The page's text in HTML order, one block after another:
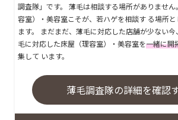
調査隊」です。 薄毛は相談する場所がありませ
容室）・美容室こそが、若ハゲを相談す る場所
ます。 まだまだ、薄毛に対応した店舗が少ない
毛に対応した床屋（理容室）・美容室を一緒に開
集して います。
薄毛調査隊の詳細を確認